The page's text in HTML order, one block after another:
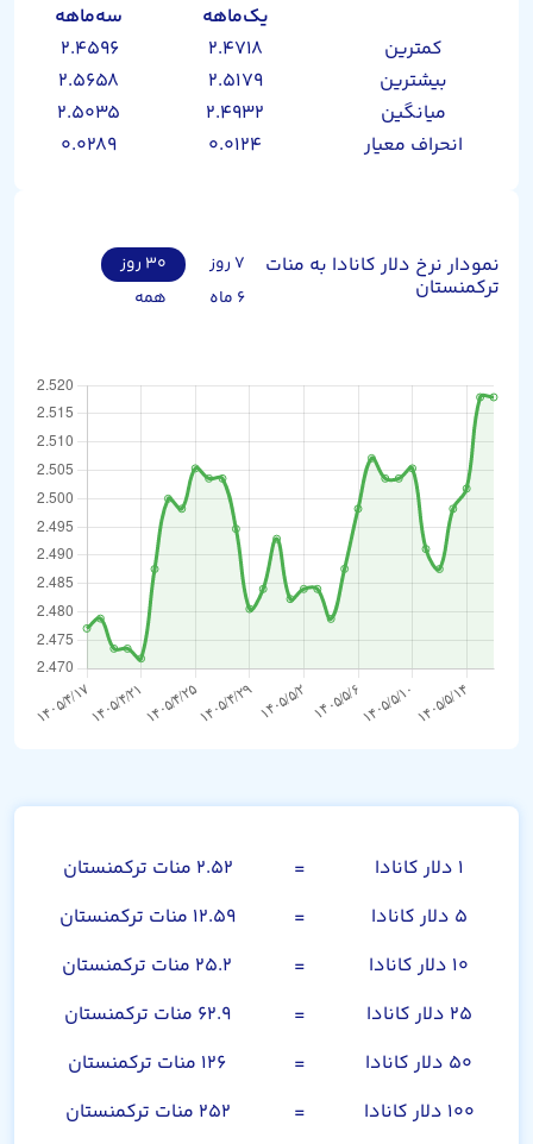
یک‌ماهه
سه‌ماهه
کمترین
۲.۴۷۱۸
۲.۴۵۹۶
بیشترین
۲.۵۱۷۹
۲.۵۶۵۸
میانگین
۲.۴۹۳۲
۲.۵۰۳۵
انحراف معیار
۰.۰۱۲۴ ۰.۰۲۸۹
نمودار نرخ دلار کانادا به منات
ترکمنستان
۷ روز
۳۰ روز
۶ ماه
همه
۱ دلار کانادا =
۲.۵۲ منات ترکمنستان
۵ دلار کانادا
=
۱۲.۵۹ منات ترکمنستان
۱۰ دلار کانادا
=
۲۵.۲ منات ترکمنستان
۲۵ دلار کانادا
=
۶۲.۹ منات ترکمنستان
۵۰ دلار کانادا
=
۱۲۶ منات ترکمنستان
۱۰۰ دلار کانادا
=
۲۵۲ منات ترکمنستان